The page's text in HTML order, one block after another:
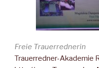
Freie Trauerrednerin
Trauerredner-Akademie